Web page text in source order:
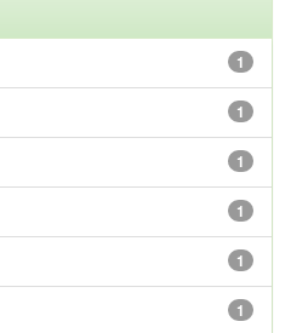
1
1
1
1
1
1